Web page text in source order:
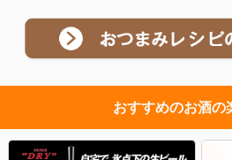
おすすめのお酒の